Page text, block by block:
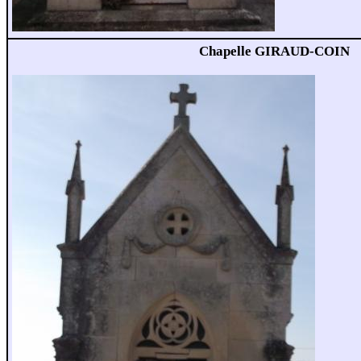
Chapelle GIRAUD-COIN